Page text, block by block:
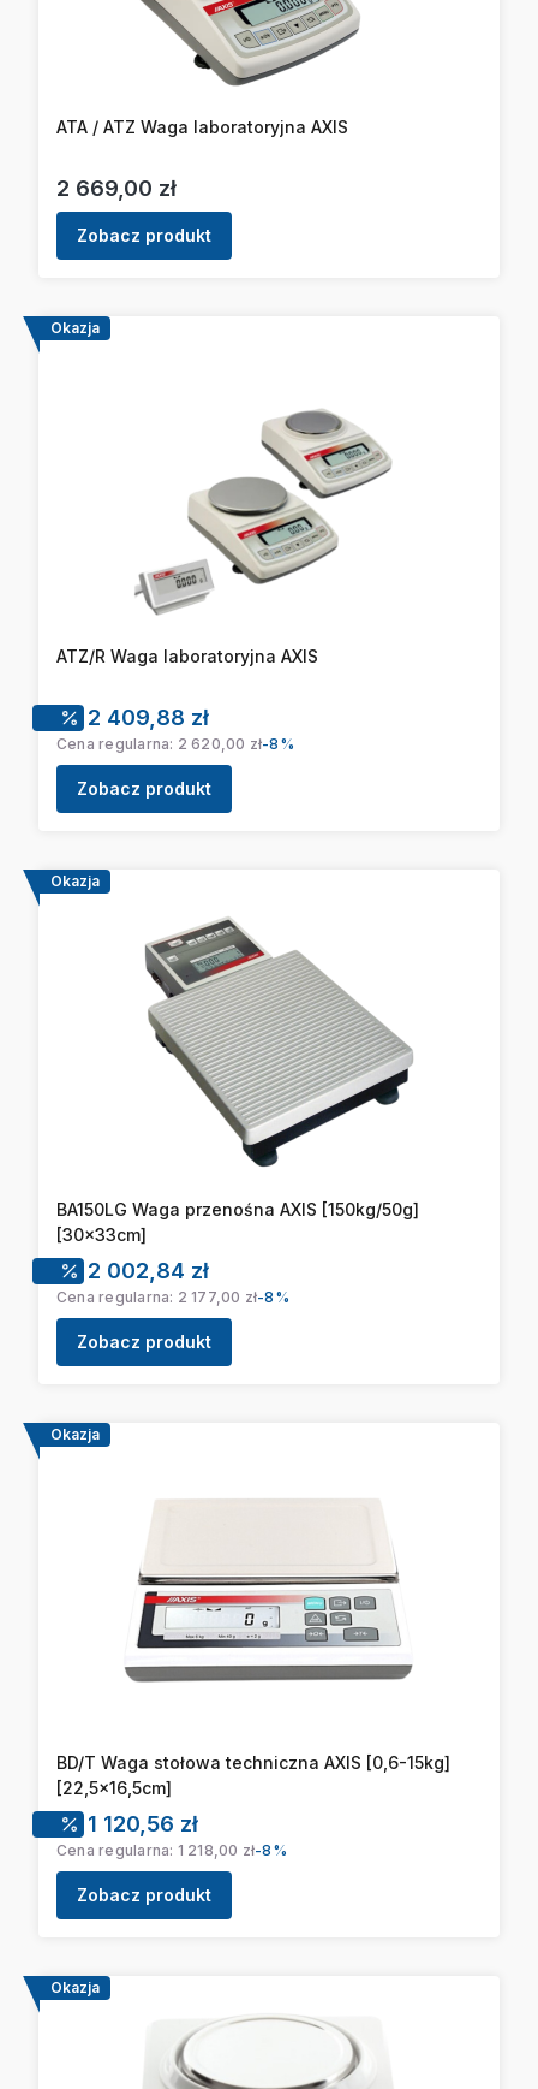
ATA / ATZ Waga laboratoryjna AXIS
Cena
2 669,00 zł
Zobacz produkt
Okazja
ATZ/R Waga laboratoryjna AXIS
Cena promocyjna
2 409,88 zł
Cena regularna: 2 620,00 zł-8%
Zobacz produkt
Okazja
BA150LG Waga przenośna AXIS [150kg/50g]
[30x33cm]
Cena promocyjna
2 002,84 zł
Cena regularna: 2 177,00 zł-8%
Zobacz produkt
Okazja
BD/T Waga stołowa techniczna AXIS [0,6-15kg]
[22,5x16,5cm]
Cena promocyjna
1 120,56 zł
Cena regularna: 1 218,00 zł-8%
Zobacz produkt
Okazja